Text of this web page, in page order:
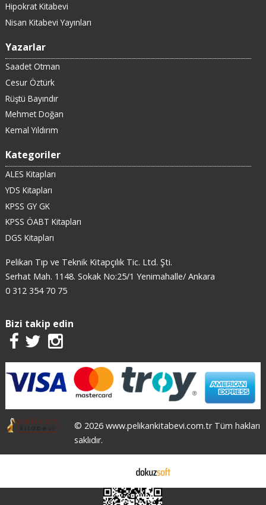
Hipokrat Kitabevi
Nisan Kitabevi Yayınları
Yazarlar
Saadet Otman
Cesur Öztürk
Rüştü Bayındır
Mehmet Doğan
Kemal Yıldırım
Kategoriler
ALES Kitapları
YDS Kitapları
KPSS GY GK
KPSS ÖABT Kitapları
DGS Kitapları
Pelikan Tıp ve Teknik Kitapçılık Tic. Ltd. Şti.
Serhat Mah. 1148. Sokak No:25/1 Yenimahalle/ Ankara
0 312 354 70 75
Bizi takip edin
© 2026 www.pelikankitabevi.com.tr Tüm hakları
saklıdır.